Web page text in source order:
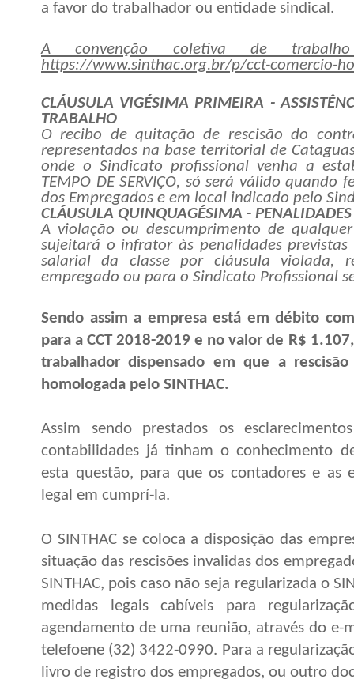
a favor do trabalhador ou entidade sindical.
A convenção coletiva de
https://www.sinthac.org.br/p/cct-comercio-
CLÁUSULA VIGÉSIMA PRIMEIRA -
TRABALHO
O recibo de quitação de rescisão do
representados na base territorial de
onde o Sindicato profissional venha a
TEMPO DE SERVIÇO, só será válido
dos Empregados e em local indicado pelo
CLÁUSULA QUINQUAGÉSIMA -
A violação ou descumprimento de
sujeitará o infrator às penalidades
salarial da classe por cláusula violada,
empregado ou para o Sindicato Profissional
Sendo assim a empresa está em débito
para a CCT 2018-2019 e no valor de R$
trabalhador dispensado em que a
homologada pelo SINTHAC.
Assim sendo prestados os
contabilidades já tinham o conhecimento
esta questão, para que os contadores e as
legal em cumprí-la.
O SINTHAC se coloca a disposição das
situação das rescisões invalidas dos
SINTHAC, pois caso não seja regularizada o
medidas legais cabíveis para
agendamento de uma reunião, através do e-
telefoene (32) 3422-0990. Para a
livro de registro dos empregados, ou outro